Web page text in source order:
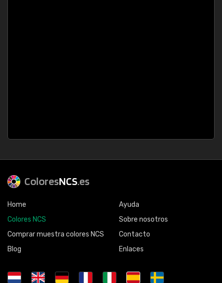
ColoresNCS.es
Home
Colores NCS
Comprar muestra colores NCS
Blog
Ayuda
Sobre nosotros
Contacto
Enlaces